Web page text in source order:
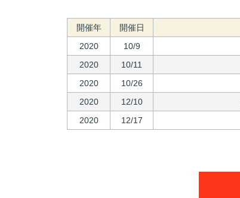
開催年 開催日
2020
10/9
2020
10/11
2020
10/26
2020
12/10
2020
12/17